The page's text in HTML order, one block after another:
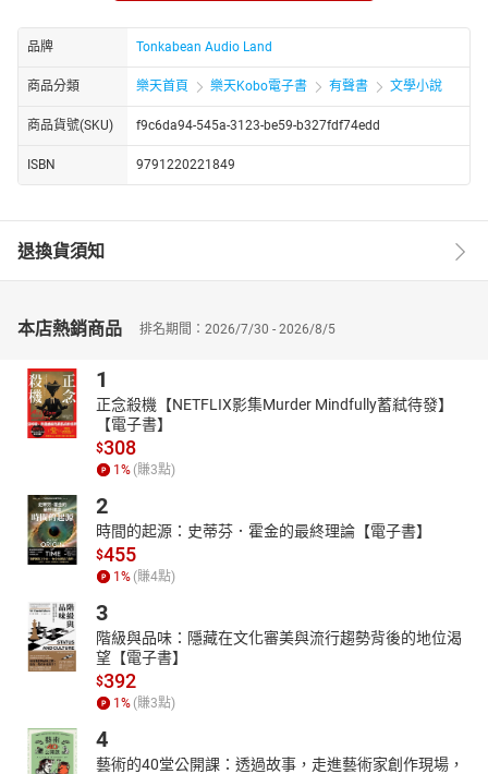
媽媽的老火湯生涯。
誰知老婆天天也煲參茸海味的老火湯，每次啟文向他解釋，
老婆總會這樣回答：多餘啦！ 喝啦！ 這煲湯不便宜耶。
品牌 Tonkabean Audio Land
商品分類 樂天首頁 樂天Kobo電子書 有聲書 文學小說
商品貨號(SKU) f9c6da94-545a-3123-be59-b327fdf74edd
ISBN 9791220221849
退換貨須知
本店熱銷商品 排名期間：2026/7/30 - 2026/8/5
1
正念殺機【NETFLIX影集Murder Mindfully蓄弒待發】
【電子書】
$308
1 % (賺3點)
2
時間的起源：史蒂芬．霍金的最終理論【電子書】
$455
1 % (賺4點)
3
階級與品味：隱藏在文化審美與流行趨勢背後的地位渴
望【電子書】
$392
1 % (賺3點)
4
藝術的40堂公開課：透過故事，走進藝術家創作現場，